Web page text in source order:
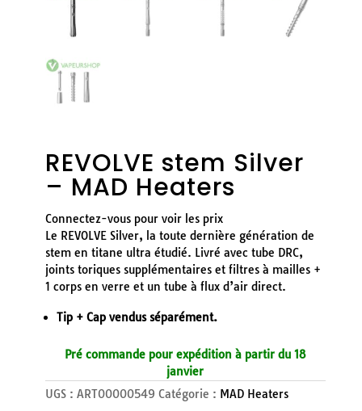
REVOLVE stem Silver
– MAD Heaters
Connectez-vous pour voir les prix
Le REVOLVE Silver, la toute dernière génération de
stem en titane ultra étudié. Livré avec tube DRC,
joints toriques supplémentaires et filtres à mailles +
1 corps en verre et un tube à flux d’air direct.
Tip + Cap vendus séparément.
Pré commande pour expédition à partir du 18
janvier
UGS : ART00000549 Catégorie : MAD Heaters